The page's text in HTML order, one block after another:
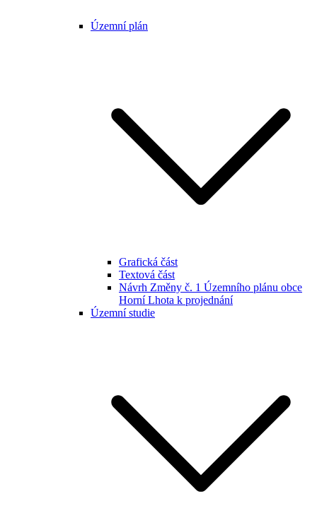
Územní plán
Grafická část
Textová část
Návrh Změny č. 1 Územního plánu obce
Horní Lhota k projednání
Územní studie